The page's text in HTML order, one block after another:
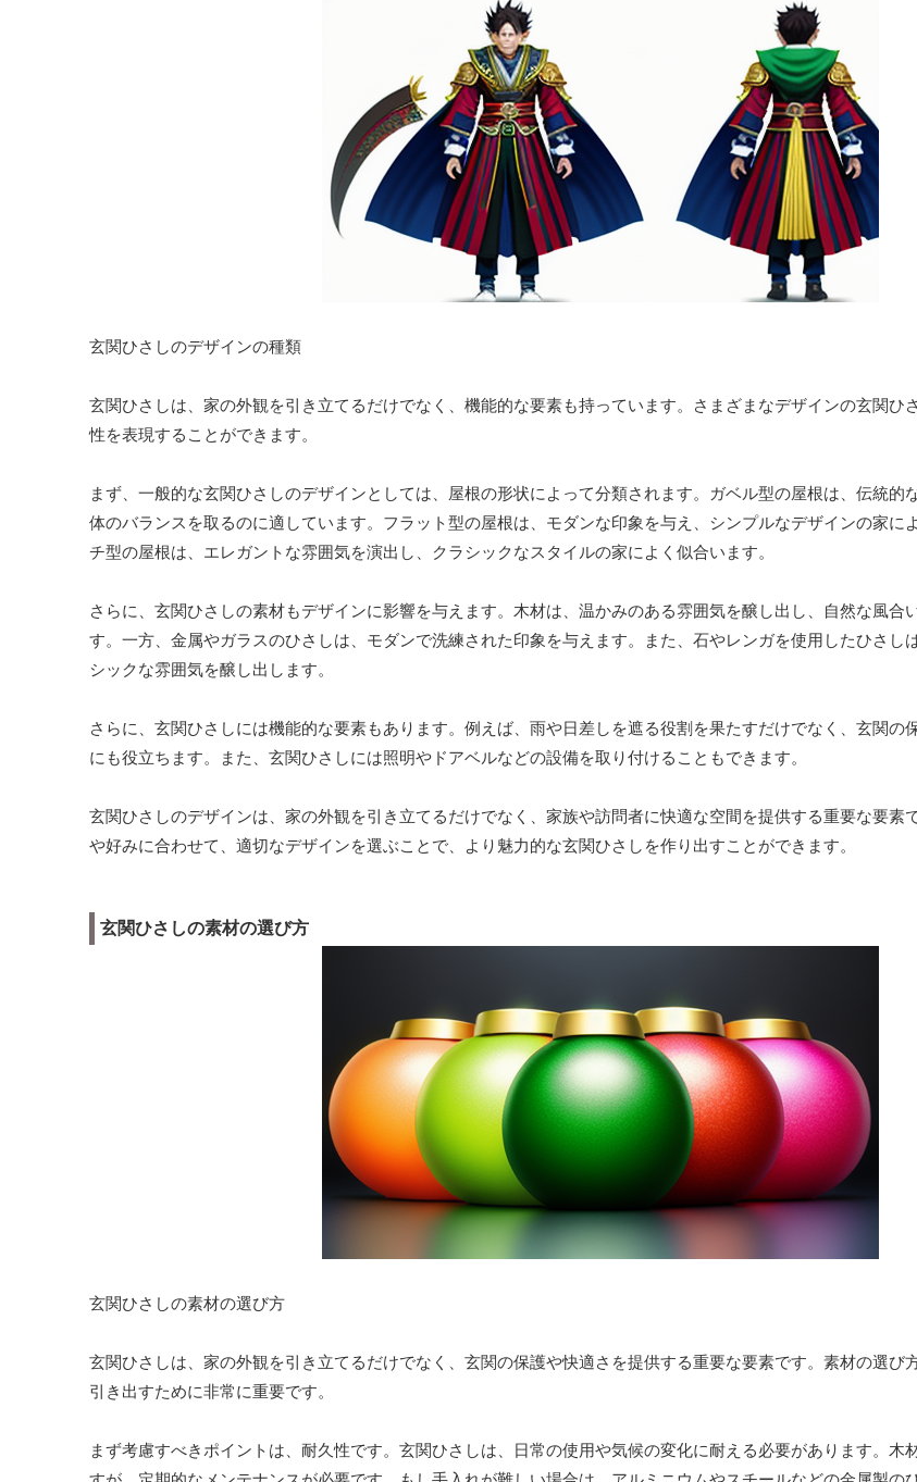
玄関ひさしのデザインの種類
玄関ひさしは、家の外観を引き立てるだけでなく、機能的な要素も持っています。さまざまなデザインの玄関ひ
性を表現することができます。
まず、一般的な玄関ひさしのデザインとしては、屋根の形状によって分類されます。ガベル型の屋根は、伝統的
体のバランスを取るのに適しています。フラット型の屋根は、モダンな印象を与え、シンプルなデザインの家に
チ型の屋根は、エレガントな雰囲気を演出し、クラシックなスタイルの家によく似合います。
さらに、玄関ひさしの素材もデザインに影響を与えます。木材は、温かみのある雰囲気を醸し出し、自然な風合
す。一方、金属やガラスのひさしは、モダンで洗練された印象を与えます。また、石やレンガを使用したひさし
シックな雰囲気を醸し出します。
さらに、玄関ひさしには機能的な要素もあります。例えば、雨や日差しを遮る役割を果たすだけでなく、玄関の
にも役立ちます。また、玄関ひさしには照明やドアベルなどの設備を取り付けることもできます。
玄関ひさしのデザインは、家の外観を引き立てるだけでなく、家族や訪問者に快適な空間を提供する重要な要素
や好みに合わせて、適切なデザインを選ぶことで、より魅力的な玄関ひさしを作り出すことができます。
玄関ひさしの素材の選び方
玄関ひさしの素材の選び方
玄関ひさしは、家の外観を引き立てるだけでなく、玄関の保護や快適さを提供する重要な要素です。素材の選び
引き出すために非常に重要です。
まず考慮すべきポイントは、耐久性です。玄関ひさしは、日常の使用や気候の変化に耐える必要があります。木